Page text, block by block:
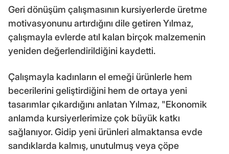
Geri dönüşüm çalışmasının kursiyerlerde üretme
motivasyonunu artırdığını dile getiren Yılmaz,
çalışmayla evlerde atıl kalan birçok malzemenin
yeniden değerlendirildiğini kaydetti.
Çalışmayla kadınların el emeği ürünlerle hem
becerilerini geliştirdiğini hem de ortaya yeni
tasarımlar çıkardığını anlatan Yılmaz, "Ekonomik
anlamda kursiyerlerimize çok büyük katkı
sağlanıyor. Gidip yeni ürünleri almaktansa evde
sandıklarda kalmış, unutulmuş veya çöpe